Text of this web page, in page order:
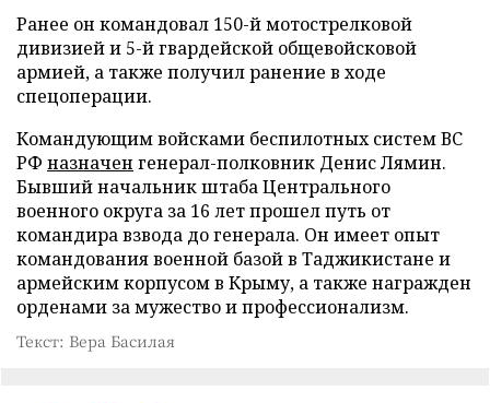
Ранее он командовал 150-й мотострелковой
дивизией и 5-й гвардейской общевойсковой
армией, а также получил ранение в ходе
спецоперации.
Командующим войсками беспилотных систем ВС
РФ назначен генерал-полковник Денис Лямин.
Бывший начальник штаба Центрального
военного округа за 16 лет прошел путь от
командира взвода до генерала. Он имеет опыт
командования военной базой в Таджикистане и
армейским корпусом в Крыму, а также награжден
орденами за мужество и профессионализм.
Текст: Вера Басилая